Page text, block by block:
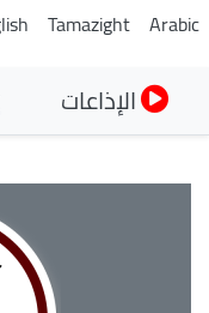
Tamazight
الإذاعات